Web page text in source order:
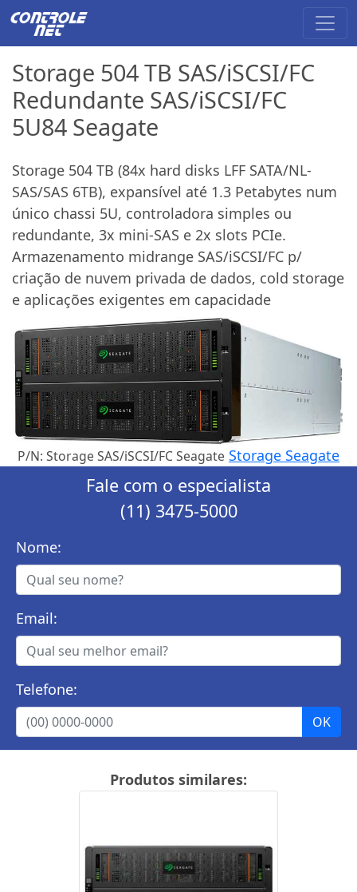
Storage 504 TB SAS/iSCSI/FC
Redundante SAS/iSCSI/FC
5U84 Seagate
Storage 504 TB (84x hard disks LFF SATA/NL-
SAS/SAS 6TB), expansível até 1.3 Petabytes num
único chassi 5U, controladora simples ou
redundante, 3x mini-SAS e 2x slots PCIe.
Armazenamento midrange SAS/iSCSI/FC p/
criação de nuvem privada de dados, cold storage
e aplicações exigentes em capacidade
P/N: Storage SAS/iSCSI/FC Seagate Storage Seagate
Fale com o especialista
(11) 3475-5000
Nome:
Email:
Telefone:
Produtos similares: